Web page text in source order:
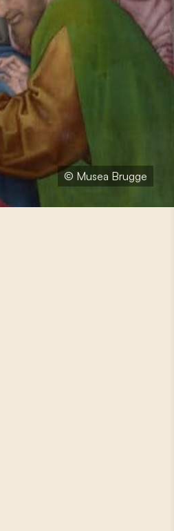
© Musea Brugge